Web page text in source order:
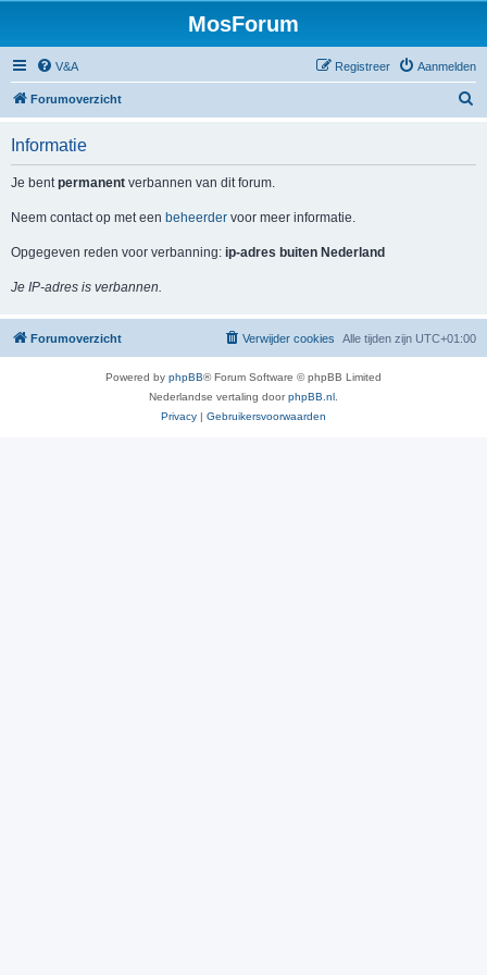
MosForum
V&A Aanmelden
Registreer
Forumoverzicht
Informatie
Je bentpermanent verbannen van dit forum.
Neem contact op met een beheerder voor meer informatie.
Opgegeven reden voor verbanning: ip-adres buiten Nederland
Je IP-adres is verbannen.
Forumoverzicht Alle tijden zijn UTC+01:00
Verwijder cookies
Powered by phpBB® Forum Software © phpBB Limited
Nederlandse vertaling doorphpBB.nl
Privacy | Gebruikersvoorwaarden